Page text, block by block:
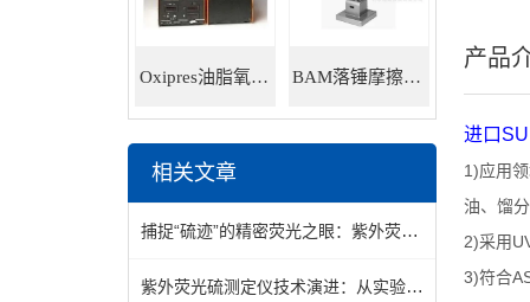
Oxipres油脂氧化稳定性仪 BAM落锤摩擦感度仪
相关文章
捕捉“硫迹”的精密荧光之眼：紫外荧光硫测定仪技术全解析
紫外荧光硫测定仪技术演进：从实验室到工业现场的跨越
产品
进口
1)应用
油、馏
2)采用
3)符合